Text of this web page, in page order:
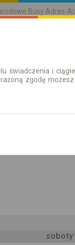
Busy Adres-
Bilety
soboty
świadczenia i
zgodę